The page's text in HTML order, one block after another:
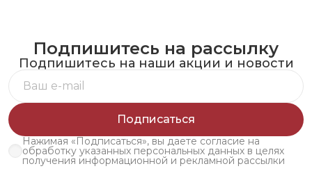
Подпишитесь на рассылку
Подпишитесь на наши акции и новости
Подписаться
Нажимая «Подписаться», вы даете согласие на
обработку указанных персональных данных в целях
получения информационной и рекламной рассылки